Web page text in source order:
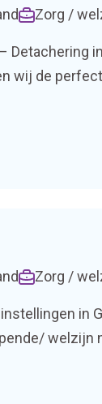
Zorg /
Detachering
wij de
Zorg /
in